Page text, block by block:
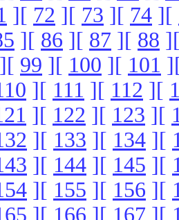
][ 72 ][ 73 ][ 74 ][
][ 86 ][ 87 ][ 88
][ 99 ][ 100 ][ 101
][ 111 ][ 112 ][
][ 122 ][ 123 ][
][ 133 ][ 134 ][
][ 144 ][ 145 ][
][ 155 ][ 156 ][
][ 166 ][ 167 ][